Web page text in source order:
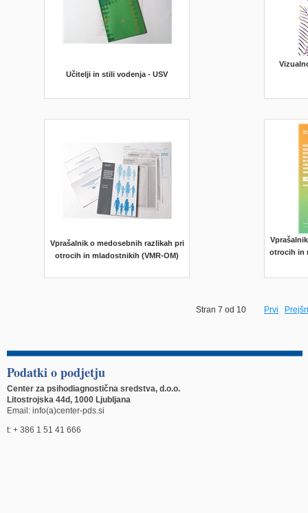
Učitelji in stili vodenja - USV
Vprašalnik o medosebnih razlikah pri
otrocih in mladostnikih (VMR-OM)
otrocih in
Stran 7 od 10 Prvi
Podatki o podjetju
Center za psihodiagnostična sredstva, d.o.o.
Litostrojska 44d, 1000 Ljubljana
Email: info(a)center-pds.si
t: + 386 1 51 41 666